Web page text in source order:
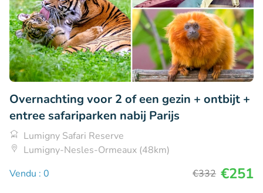
Overnachting voor 2 of een gezin + ontbijt +
entree safariparken nabij Parijs
Lumigny Safari Reserve
Lumigny-Nesles-Ormeaux (48km)
Vendu : 0
€332 €251